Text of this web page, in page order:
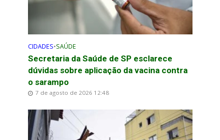
CIDADES•SAÚDE
Secretaria da Saúde de SP esclarece
dúvidas sobre aplicação da vacina contra
o sarampo
7 de agosto de 2026 12:48